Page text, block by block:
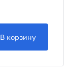
В корзину